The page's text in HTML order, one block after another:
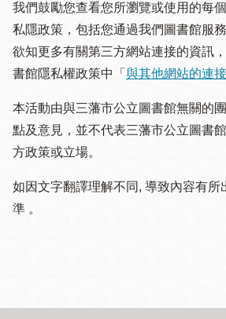
我們鼓勵您查看您所瀏覽或使用的每
私隱政策，包括您通過我們圖書館服
欲知更多有關第三方網站連接的資訊
書館隱私權政策中「 與其他網站的連接
本活動由與三藩市公立圖書館無關的
點及意見，並不代表三藩市公立圖書
方政策或立場。
如因文字翻譯理解不同, 導致內容有所
準 。